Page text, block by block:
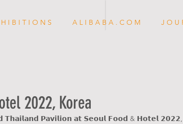
H I B I T I O N S A L I B A B A . C O M J O U
2022, Korea
𝗧𝗵𝗮𝗶𝗹𝗮𝗻𝗱 𝗣𝗮𝘃𝗶𝗹𝗶𝗼𝗻 𝗮𝘁 𝗦𝗲𝗼𝘂𝗹 𝗙𝗼𝗼𝗱 & 𝗛𝗼𝘁𝗲𝗹